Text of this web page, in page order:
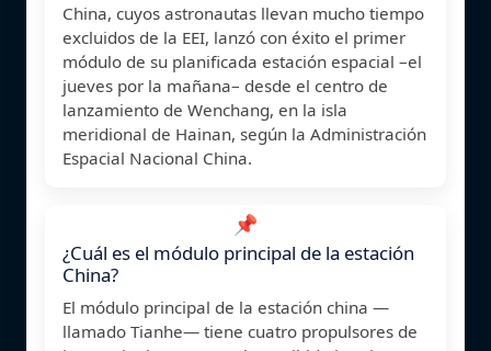
China, cuyos astronautas llevan mucho tiempo
excluidos de la EEI, lanzó con éxito el primer
módulo de su planificada estación espacial –el
jueves por la mañana– desde el centro de
lanzamiento de Wenchang, en la isla
meridional de Hainan, según la Administración
Espacial Nacional China.
📌
¿Cuál es el módulo principal de la estación
China?
El módulo principal de la estación china —
llamado Tianhe— tiene cuatro propulsores de